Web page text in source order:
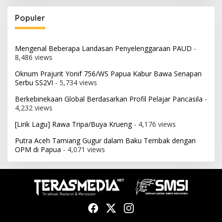
Populer
Mengenal Beberapa Landasan Penyelenggaraan PAUD -
8,486 views
Oknum Prajurit Yonif 756/WS Papua Kabur Bawa Senapan
Serbu SS2VI - 5,734 views
Berkebinekaan Global Berdasarkan Profil Pelajar Pancasila -
4,232 views
[Lirik Lagu] Rawa Tripa/Buya Krueng- 4,176 views
Putra Aceh Tamiang Gugur dalam Baku Tembak dengan
OPM di Papua - 4,071 views